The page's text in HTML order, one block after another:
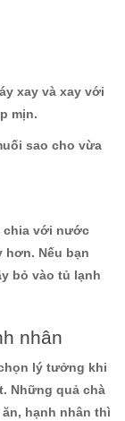
xay và xay với
mịn.
sao cho vừa
chia với nước
hơn. Nếu bạn
bỏ vào tủ lạnh
nhân
lý tưởng khi
Những quả chà
hạnh nhân thì